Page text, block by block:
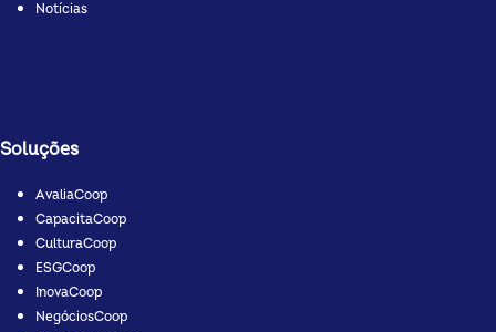
Notícias
Soluções
AvaliaCoop
CapacitaCoop
CulturaCoop
ESGCoop
InovaCoop
NegóciosCoop